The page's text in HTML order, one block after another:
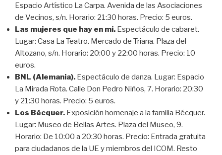
Espacio Artístico La Carpa. Avenida de las Asociaciones
de Vecinos, s/n. Horario: 21:30 horas. Precio: 5 euros.
Las mujeres que hay en mi. Espectáculo de cabaret.
Lugar: Casa La Teatro. Mercado de Triana. Plaza del
Altozano, s/n. Horario: 20:00 y 22:00 horas. Precio: 10
euros.
BNL (Alemania). Espectáculo de danza. Lugar: Espacio
La Mirada Rota. Calle Don Pedro Niños, 7. Horario: 20:30
y 21:30 horas. Precio: 5 euros.
Los Bécquer. Exposición homenaje a la familia Bécquer.
Lugar: Museo de Bellas Artes. Plaza del Museo, 9.
Horario: De 10:00 a 20:30 horas. Precio: Entrada gratuita
para ciudadanos de la UE y miembros del ICOM. Resto